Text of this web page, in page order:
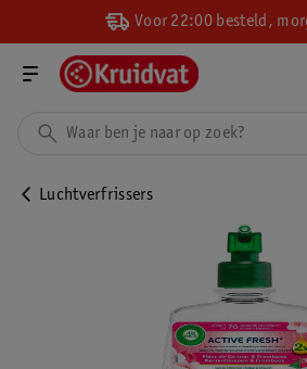
Voor 22:00 besteld,
Luchtverfrissers